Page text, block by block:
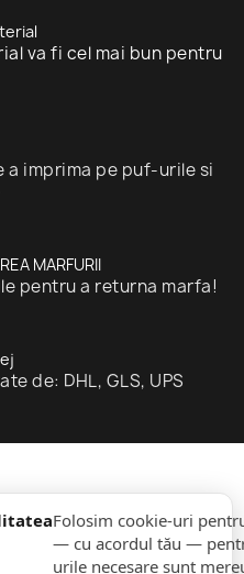
Folosim cookie-uri
— cu acordul tău —
urile necesare sunt
va fi cel mai bun pentru
imprima pe puf-urile si
MARFURII
pentru a returna marfa!
de: DHL, GLS, UPS